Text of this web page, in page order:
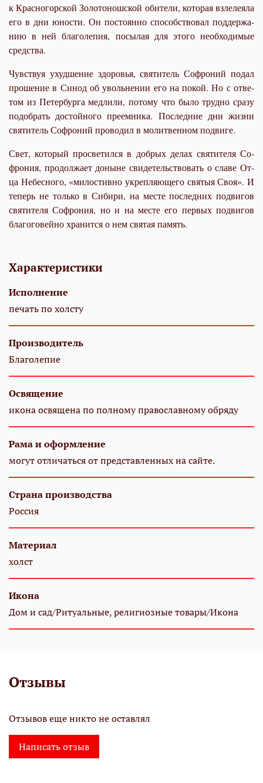
к Крас­но­гор­ской Зо­ло­то­нош­ской оби­те­ли, ко­то­рая взле­ле­я­ла
его в дни юно­сти. Он по­сто­ян­но спо­соб­ство­вал под­дер­жа­
нию в ней бла­го­ле­пия, по­сы­лая для это­го необ­хо­ди­мые
сред­ства.
Чув­ствуя ухуд­ше­ние здо­ро­вья, свя­ти­тель Со­фро­ний по­дал
про­ше­ние в Си­нод об уволь­не­нии его на по­кой. Но с от­ве­
том из Пе­тер­бур­га мед­ли­ли, по­то­му что бы­ло труд­но сра­зу
по­до­брать до­стой­но­го пре­ем­ни­ка. По­след­ние дни жиз­ни
свя­ти­тель Со­фро­ний про­во­дил в мо­лит­вен­ном по­дви­ге.
Свет, ко­то­рый про­све­тил­ся в доб­рых де­лах свя­ти­те­ля Со­
фро­ния, про­дол­жа­ет до­ныне сви­де­тель­ство­вать о сла­ве От­
ца Небес­но­го, «ми­ло­стив­но укреп­ля­ю­ще­го свя­тыя Своя». И
те­перь не толь­ко в Си­би­ри, на ме­сте по­след­них по­дви­гов
свя­ти­те­ля Со­фро­ния, но и на ме­сте его пер­вых по­дви­гов
бла­го­го­вей­но хра­нит­ся о нем свя­тая па­мять.
Характеристики
Исполнение
печать по холсту
Производитель
Благолепие
Освящение
икона освящена по полному православному обряду
Рама и оформление
могут отличаться от представленных на сайте.
Страна производства
Россия
Материал
холст
Икона
Дом и сад/Ритуальные, религиозные товары/Икона
Отзывы
Отзывов еще никто не оставлял
Написать отзыв